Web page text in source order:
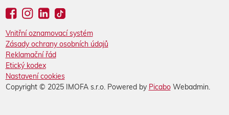
Vnitřní oznamovací systém
Zásady ochrany osobních údajů
Reklamační řád
Etický kodex
Nastavení cookies
Copyright © 2025 IMOFA s.r.o. Powered by PicaboWebadmin.